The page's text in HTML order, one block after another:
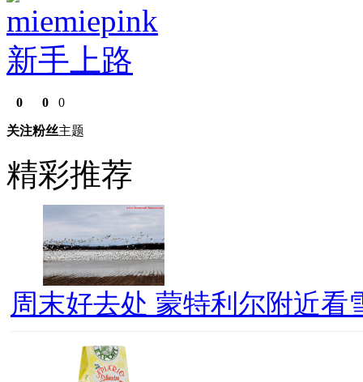
miemiepink
新手上路
0
关注
0
粉丝
0
主题
精彩推荐
周末好去处 蒙特利尔附近看